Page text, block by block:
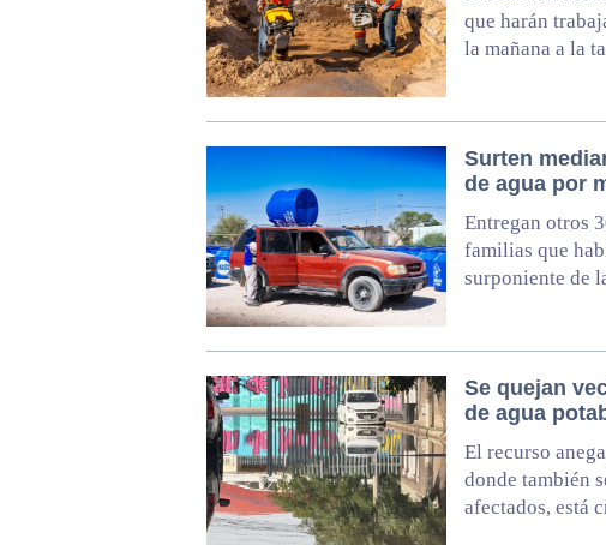
que harán
la mañana a la
Surten
de agua por
Entregan otros
familias que
surponiente de
Se quejan
de agua
El recurso
donde también
afectados, está